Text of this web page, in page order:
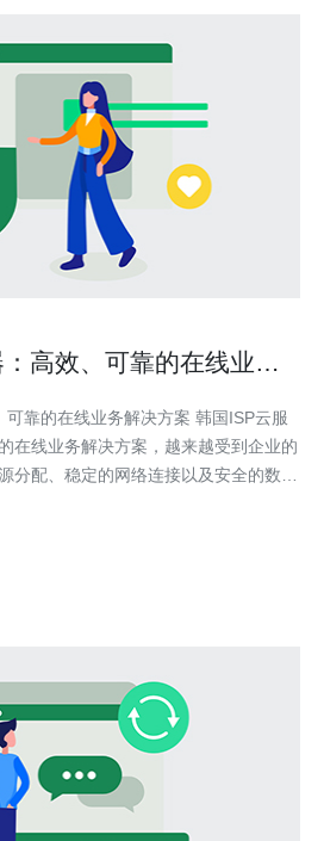
高效、可靠的在线业务
线业务解决方案 韩国ISP云服
在线业务解决方案，越来越受到企业的
分配、稳定的网络连接以及安全的数据
划分为多个虚拟服务器，每个虚拟服务